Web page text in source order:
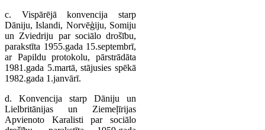
c. Vispārējā konvencija starp
Dāniju, Islandi, Norvēģiju, Somiju
un Zviedriju par sociālo drošību,
parakstīta 1955.gada 15.septembrī,
ar Papildu protokolu, pārstrādāta
1981.gada 5.martā, stājusies spēkā
1982.gada 1.janvārī.
d. Konvencija starp Dāniju un
Lielbritānijas un Ziemeļīrijas
Apvienoto Karalisti par sociālo